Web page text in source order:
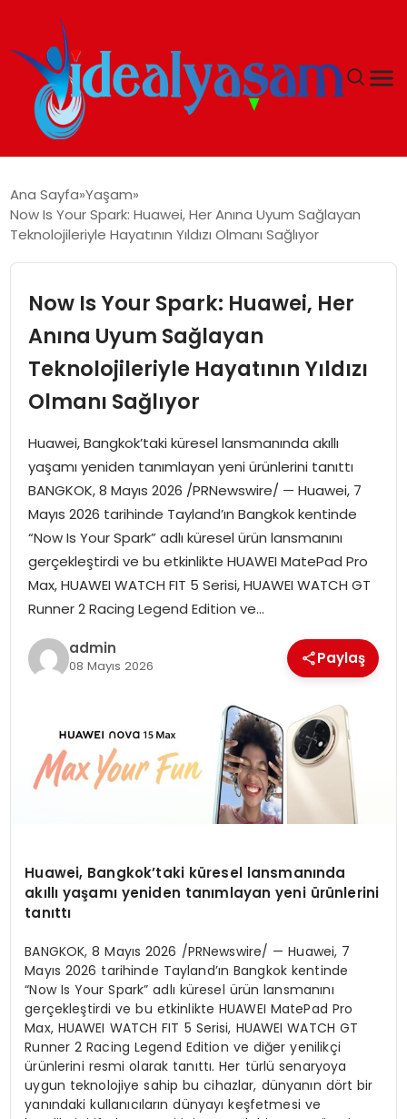
GÜNDEM
İDEAL SPOR
MAGAZIN
SAĞLIK
SOSYAL HABER
Ana Sayfa Yaşam
Now Is Your Spark: Huawei, Her Anına Uyum Sağlayan
Teknolojileriyle Hayatının Yıldızı Olmanı Sağlıyor
Now Is Your Spark: Huawei, Her
Anına Uyum Sağlayan
Teknolojileriyle Hayatının Yıldızı
Olmanı Sağlıyor
Huawei, Bangkok’taki küresel lansmanında akıllı
yaşamı yeniden tanımlayan yeni ürünlerini tanıttı
BANGKOK, 8 Mayıs 2026 /PRNewswire/ — Huawei, 7
Mayıs 2026 tarihinde Tayland’ın Bangkok kentinde
“Now Is Your Spark” adlı küresel ürün lansmanını
gerçekleştirdi ve bu etkinlikte HUAWEI MatePad Pro
Max, HUAWEI WATCH FIT 5 Serisi, HUAWEI WATCH GT
Runner 2 Racing Legend Edition ve…
admin
08 Mayıs 2026 Paylaş
Huawei, Bangkok’taki küresel lansmanında
akıllı yaşamı yeniden tanımlayan yeni ürünlerini
tanıttı
BANGKOK,8 Mayıs 2026 /PRNewswire/ — Huawei, 7
Mayıs 2026 tarihinde Tayland’ın Bangkok kentinde
“Now Is Your Spark” adlı küresel ürün lansmanını
gerçekleştirdi ve bu etkinlikte HUAWEI MatePad Pro
Max, HUAWEI WATCH FIT 5 Serisi, HUAWEI WATCH GT
Runner 2 Racing Legend Edition ve diğer yenilikçi
ürünlerini resmi olarak tanıttı. Her türlü senaryoya
uygun teknolojiye sahip bu cihazlar, dünyanın dört bir
yanındaki kullanıcıların dünyayı keşfetmesi ve